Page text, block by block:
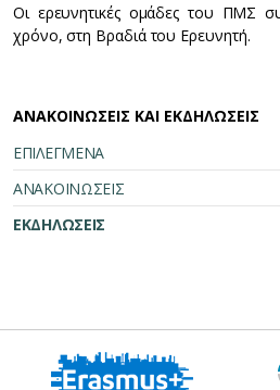
Οι ερευνητικές ομάδες του ΠΜΣ
χρόνο, στη Βραδιά του Ερευνητή.
ΑΝΑΚΟΙΝΩΣΕΙΣ ΚΑΙ ΕΚΔΗΛΩΣΕΙΣ
ΕΠΙΛΕΓΜΕΝΑ
ΑΝΑΚΟΙΝΩΣΕΙΣ
ΕΚΔΗΛΩΣΕΙΣ